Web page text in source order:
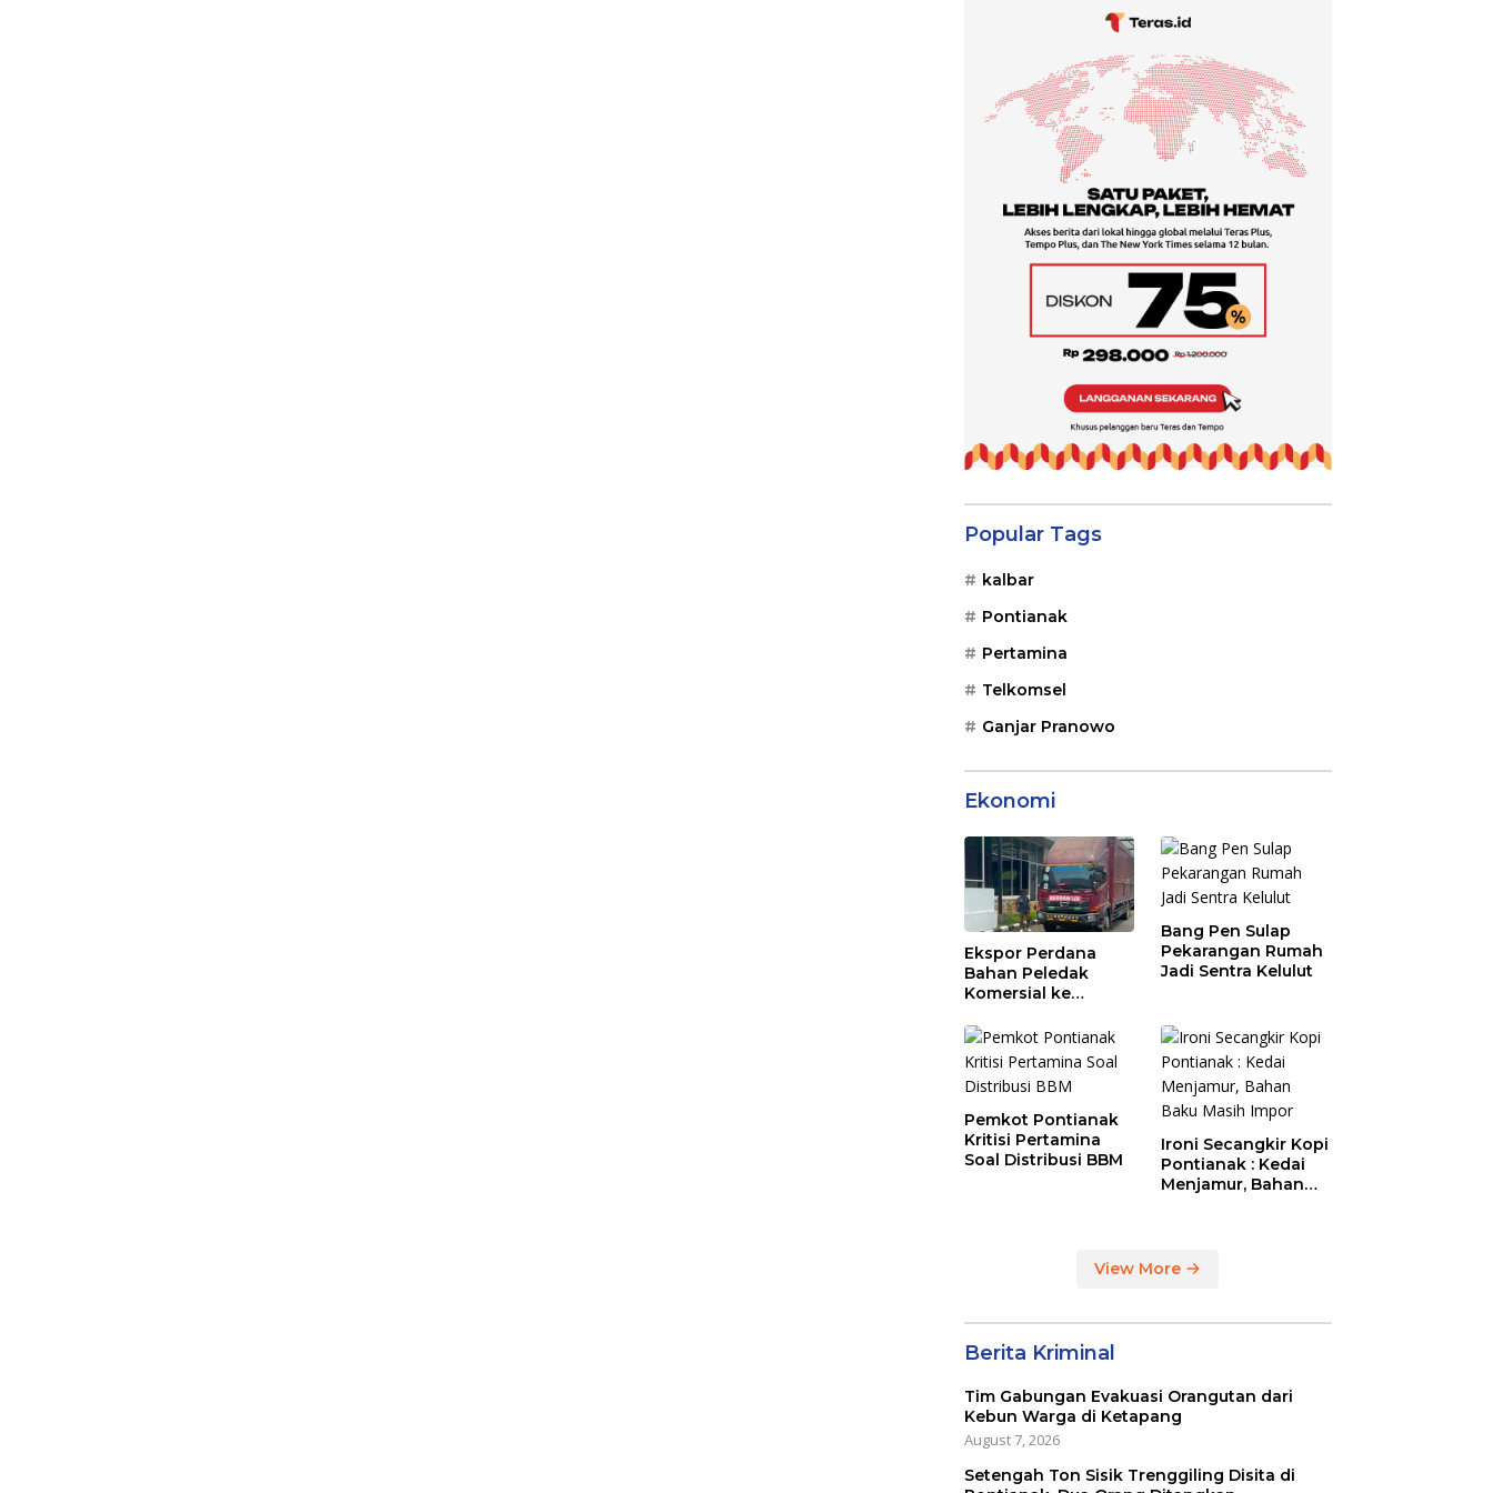
Popular Tags
kalbar
Pontianak
Pertamina
Telkomsel
Ganjar Pranowo
Ekonomi
Ekspor Perdana
Bahan Peledak
Komersial ke
PLBN Entikong
Bang Pen Sulap
Pekarangan Rumah
Jadi Sentra Kelulut
Pemkot Pontianak
Kritisi Pertamina
Soal Distribusi BBM
Ironi Secangkir Kopi
Pontianak : Kedai
Menjamur, Bahan
View More
Berita Kriminal
Tim Gabungan Evakuasi Orangutan dari
Kebun Warga di Ketapang
August 7, 2026
Setengah Ton Sisik Trenggiling Disita di